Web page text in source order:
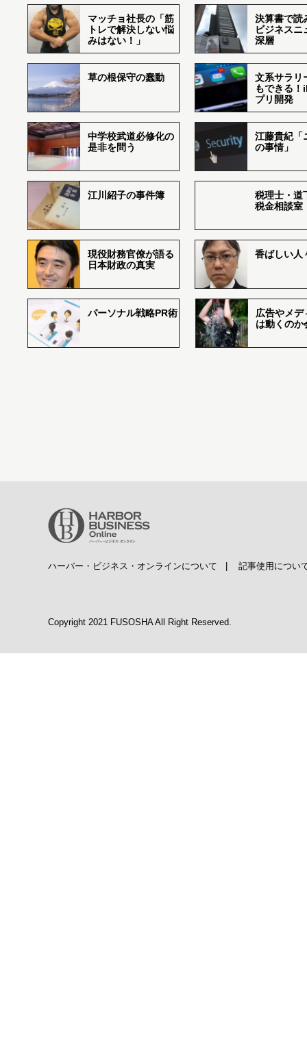
マッチョ社長の「筋
トレで解決しない悩
みはない！」
決算書で読
ビジネスニ
深層
草の根保守の蠢動
文系サラリ
もできる
プリ開発
中学校武道必修化の
是非を問う
江藤貴紀「
の事情」
江川紹子の事件簿
税理士・道
税金相談室
現役財務官僚が語る
日本財政の真実
香ばしい
パーソナル戦略PR術
広告やメデ
は動くのか
ハーバー・ビジネス・オンラインについて 記事使用につい
Copyright 2021 FUSOSHA All Right Reserved.